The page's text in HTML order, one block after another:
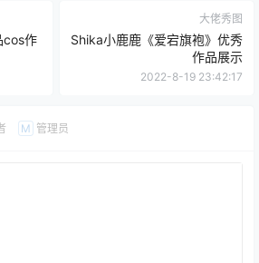
cos作
大佬秀图
Shika小鹿鹿《爱宕旗袍》优秀
作品展示
2022-8-19 23:42:17
M 管理员